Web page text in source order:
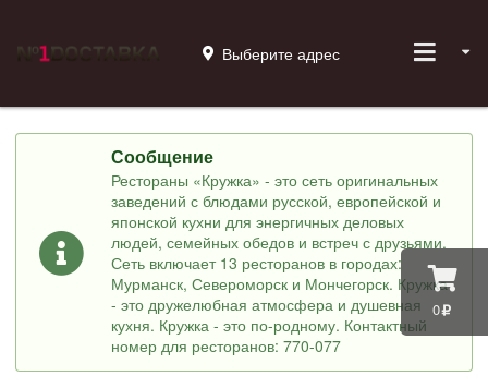
0
Выберите адрес
Сообщение
Рестораны «Кружка» - это сеть оригинальных
заведений с блюдами русской, европейской и
японской кухни для энергичных деловых
людей, семейных обедов и встреч с друзьями.
Сеть включает 13 ресторанов в городах:
Мурманск, Североморск и Мончегорск. Кружка
- это дружелюбная атмосфера и душевная
кухня. Кружка - это по-родному. Контактный
номер для ресторанов: 770-077